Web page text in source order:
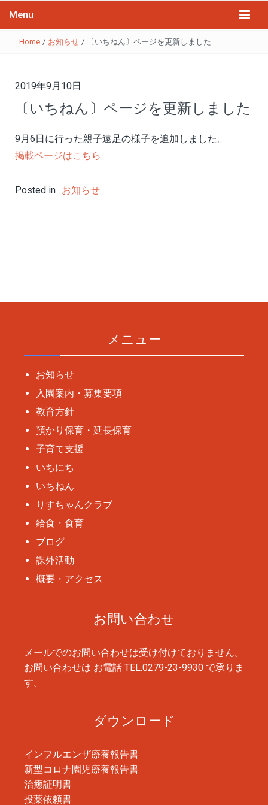
Menu
Home / お知らせ / 〔いちねん〕ページを更新しました
2019年9月10日
〔いちねん〕ページを更新しました
9月6日に行った親子遠足の様子を追加しました。
掲載ページはこちら
Posted in お知らせ
ビ
シ
ョ
ン
メニュー
お知らせ
入園案内・募集要項
教育方針
預かり保育・延長保育
子育て支援
いちにち
いちねん
りすちゃんクラブ
給食・食育
ブログ
課外活動
概要・アクセス
お問い合わせ
メールでのお問い合わせは受け付けておりません。
お問い合わせは お電話 TEL.0279-23-9930 で承りま
す。
ダウンロード
インフルエンザ療養報告書
新型コロナ園児療養報告書
治癒証明書
投薬依頼書